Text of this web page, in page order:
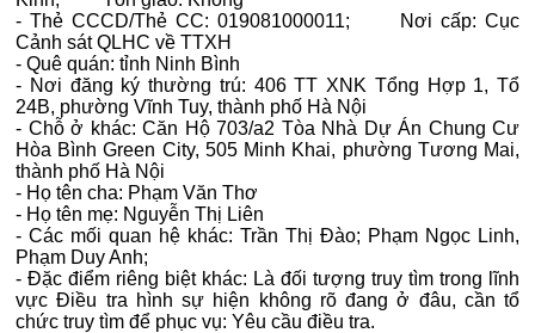
- Thẻ CCCD/Thẻ CC: 019081000011;
Nơi cấp: Cục
Cảnh sát QLHC về TTXH
- Quê quán: tỉnh Ninh Bình
- Nơi đăng ký thường trú: 406 TT XNK Tổng Hợp 1, Tổ
24B, phường Vĩnh Tuy, thành phố Hà Nội
- Chỗ ở khác: Căn Hộ 703/a2 Tòa Nhà Dự Án Chung Cư
Hòa Bình Green City, 505 Minh Khai, phường Tương Mai,
thành phố Hà Nội
- Họ tên cha: Phạm Văn Thơ
- Họ tên mẹ: Nguyễn Thị Liên
- Các mối quan hệ khác: Trần Thị Đào; Phạm Ngọc Linh,
Phạm Duy Anh;
- Đặc điểm riêng biệt khác: Là đối tượng truy tìm trong lĩnh
vực Điều tra hình sự hiện không rõ đang ở đâu, cần tổ
chức truy tìm để phục vụ: Yêu cầu điều tra.